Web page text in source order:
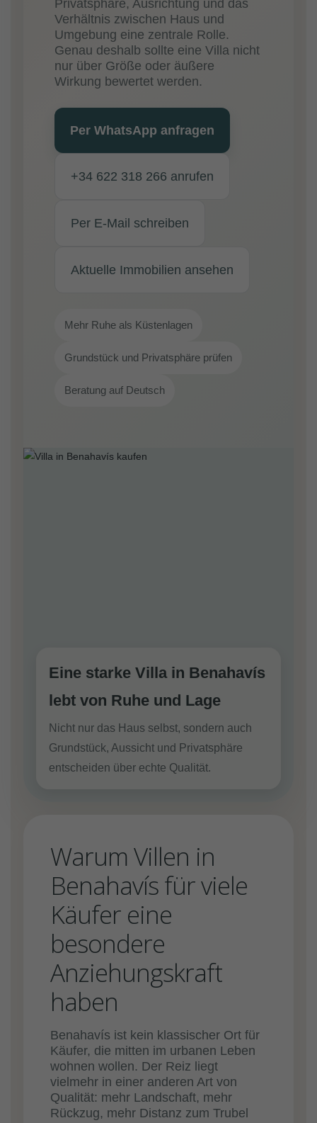
Privatsphäre, Ausrichtung und das
Verhältnis zwischen Haus und
Umgebung eine zentrale Rolle.
Genau deshalb sollte eine Villa nicht
nur über Größe oder äußere
Wirkung bewertet werden.
Per WhatsApp anfragen
+34 622 318 266 anrufen
Per E-Mail schreiben
Aktuelle Immobilien ansehen
Mehr Ruhe als Küstenlagen
Grundstück und Privatsphäre prüfen
Beratung auf Deutsch
Eine starke Villa in Benahavís
lebt von Ruhe und Lage
Nicht nur das Haus selbst, sondern auch
Grundstück, Aussicht und Privatsphäre
entscheiden über echte Qualität.
Warum Villen in
Benahavís für viele
Käufer eine
besondere
Anziehungskraft
haben
Benahavís ist kein klassischer Ort für
Käufer, die mitten im urbanen Leben
wohnen wollen. Der Reiz liegt
vielmehr in einer anderen Art von
Qualität: mehr Landschaft, mehr
Rückzug, mehr Distanz zum Trubel